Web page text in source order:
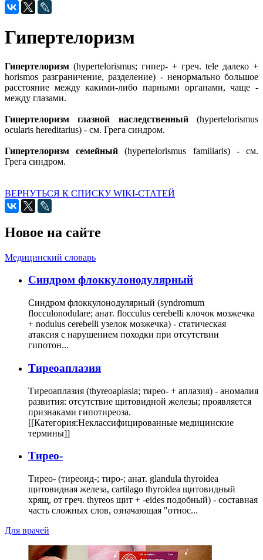
Гипертелоризм
Гипертелоризм (hypertelorismus; гипер- + греч. tele далеко +
horismos разграничение, разделение) - ненормально большое
расстояние между какими-либо парными органами, чаще -
между глазами.
Гипертелоризм глазной наследственный(hypertelorismus
ocularis hereditarius) - см. Грега синдром.
Гипертелоризм семейный (hypertelorismus familiaris) - см.
Грега синдром.
ВЕРНУТЬСЯ К СПИСКУ WIKI-СТАТЕЙ
Новое на сайте
Медицинский словарь
Cиндром флоккулонодулярный
Синдром флоккулонодулярный (syndromum
flocculonodulare; анат. flocculus cerebelli клочок мозжечка
+ nodulus cerebelli узелок мозжечка) - статическая
атаксия с нарушением походки при отсутствии
гипотон...
Тиреоаплазия
Тиреоаплазия (thyreoaplasia; тирео- + аплазия) - аномалия
развития: отсутствие щитовидной железы; проявляется
признаками гипотиреоза.
[[Категория:Неклассифицированные медицинские
термины]]
Тирео-
Тирео- (тиреоид-; тиро-; анат. glandula thyroidea
щитовидная железа, cartilago thyroidea щитовидный
хрящ, от греч. thyreos щит + -eides подобный) - составная
часть сложных слов, означающая "относ...
Для врачей